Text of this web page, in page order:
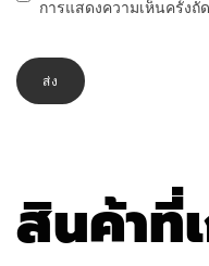
การแสดงความเห็นครั้งถั
สินค้าที่